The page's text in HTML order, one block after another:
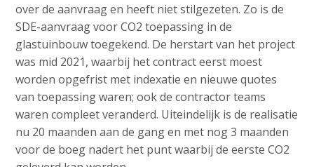
over de aanvraag en heeft niet stilgezeten. Zo is de
SDE-aanvraag voor CO2 toepassing in de
glastuinbouw toegekend. De herstart van het project
was mid 2021, waarbij het contract eerst moest
worden opgefrist met indexatie en nieuwe quotes
van toepassing waren; ook de contractor teams
waren compleet veranderd. Uiteindelijk is de realisatie
nu 20 maanden aan de gang en met nog 3 maanden
voor de boeg nadert het punt waarbij de eerste CO2